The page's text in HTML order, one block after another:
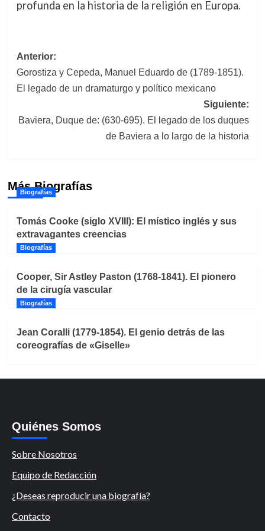
profunda en la historia de la religión en Europa.
Navegación
de
entradas
Anterior:
Gorostiza y Cepeda, Manuel Eduardo de (1789-1851).
El legado de un dramaturgo y político mexicano
Siguiente:
Baviera, Duque de: (630-695). El legado de los duques
de Baviera a lo largo de la historia
Más Biografías
Biografías
Tomás Cooke (siglo XVIII): El místico inglés y sus
extravagantes creencias
Biografías
Cooper, Sir Astley Paston (1768-1841). El pionero
de la cirugía vascular
Biografías
Jean Coralli (1779-1854). El genio detrás de las
coreografías de «Giselle»
Quiénes Somos
Sobre Nosotros
Equipo de Redacción
¿Deseas reproducir una biografía?
Contacto